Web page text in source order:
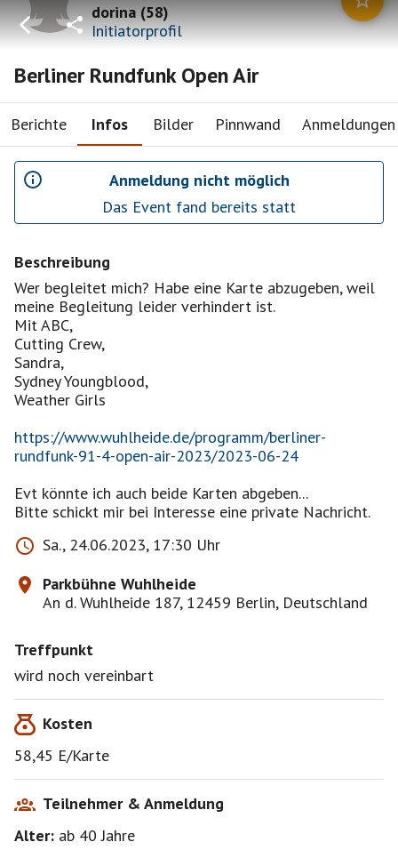
dorina(58)
Initiatorprofil
Berliner Rundfunk Open Air
Berichte Infos Bilder Pinnwand Anmeldungen
Anmeldung nicht möglich
Das Event fand bereits statt
Beschreibung
Wer begleitet mich? Habe eine Karte abzugeben, weil
meine Begleitung leider verhindert ist.
Mit ABC,
Cutting Crew,
Sandra,
Sydney Youngblood,
Weather Girls
https://www.wuhlheide.de/programm/berliner-
rundfunk-91-4-open-air-2023/2023-06-24
Evt könnte ich auch beide Karten abgeben...
Bitte schickt mir bei Interesse eine private Nachricht.
Sa., 24.06.2023, 17:30 Uhr
Parkbühne Wuhlheide
An d. Wuhlheide 187, 12459 Berlin, Deutschland
Treffpunkt
wird noch vereinbart
Kosten
58,45 E/Karte
Teilnehmer & Anmeldung
Alter: ab 40Jahre